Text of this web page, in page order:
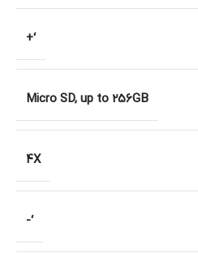
‘+
Micro SD, up to 256GB
4X
‘-